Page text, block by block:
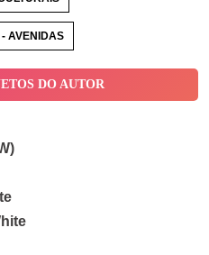
- AVENIDAS
DO AUTOR